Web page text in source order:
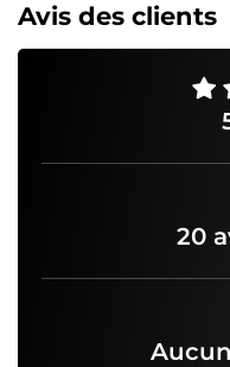
Avis des clients
20